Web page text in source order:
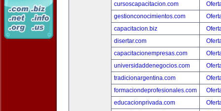
cursoscapacitacion.com
gestionconocimientos.com
capacitacion.biz
disertar.com
capacitacionempresas.com
universidaddenegocios.com
tradicionargentina.com
formaciondeprofesionales.com
educacionprivada.com